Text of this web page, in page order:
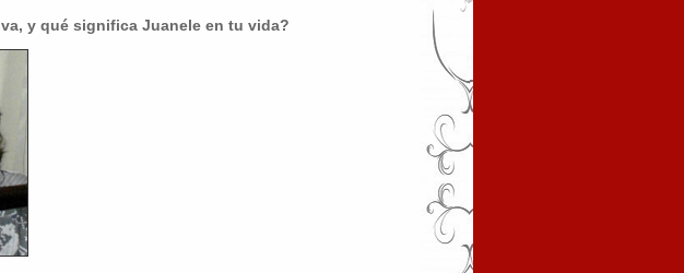
y qué significa Juanele en tu vida?